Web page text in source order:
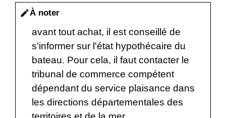
editÀ noter
avant tout achat, il est conseillé de
s'informer sur l'état hypothécaire du
bateau. Pour cela, il faut contacter le
tribunal de commerce compétent
dépendant du service plaisance dans
les directions départementales des